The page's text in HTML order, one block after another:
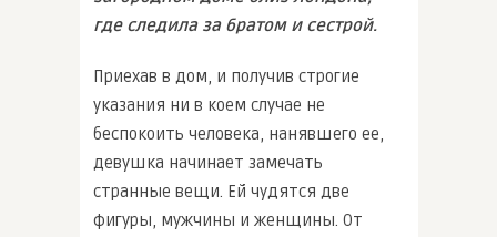
где следила за братом и сестрой.
Приехав в дом, и получив строгие
указания ни в коем случае не
беспокоить человека, нанявшего ее,
девушка начинает замечать
странные вещи. Ей чудятся две
фигуры, мужчины и женщины. От